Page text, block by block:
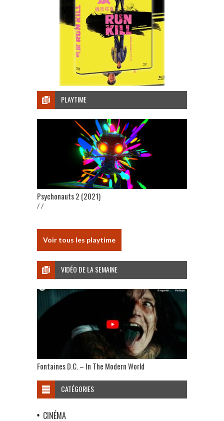
PLAYTIME
Psychonauts 2 (2021)
/ /
Voir tous les playtime
VIDÉO DE LA SEMAINE
Fontaines D.C. – In The Modern World
CATÉGORIES
CINÉMA